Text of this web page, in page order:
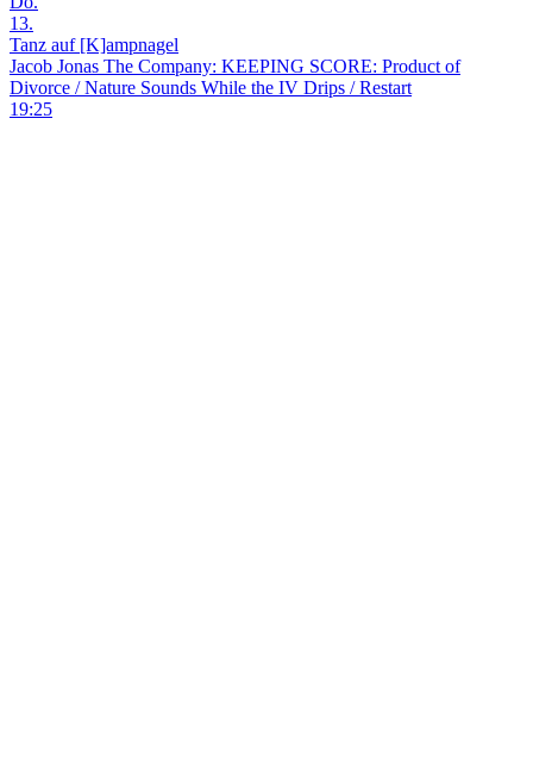
13.
Tanz auf [K]ampnagel
Jacob Jonas The Company: KEEPING SCORE: Product of
Divorce / Nature Sounds While the IV Drips / Restart
19:25